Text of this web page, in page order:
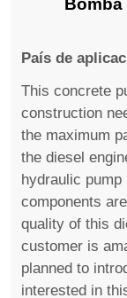
Bomba
País de
This concrete
construction
the maximum
the diesel
hydraulic
components
quality of this
customer is
planned to
interested in